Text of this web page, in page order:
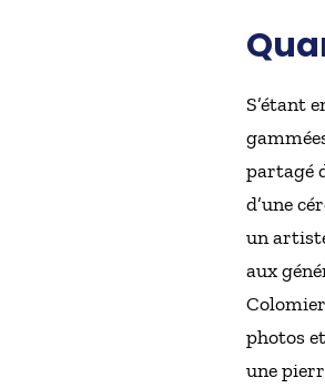
S’étant
partagé
d’une
un
aux
photos
une